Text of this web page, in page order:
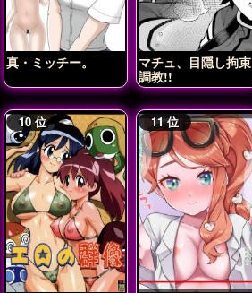
真・ミッチー。
マチュ、目隠し拘束
調教!!